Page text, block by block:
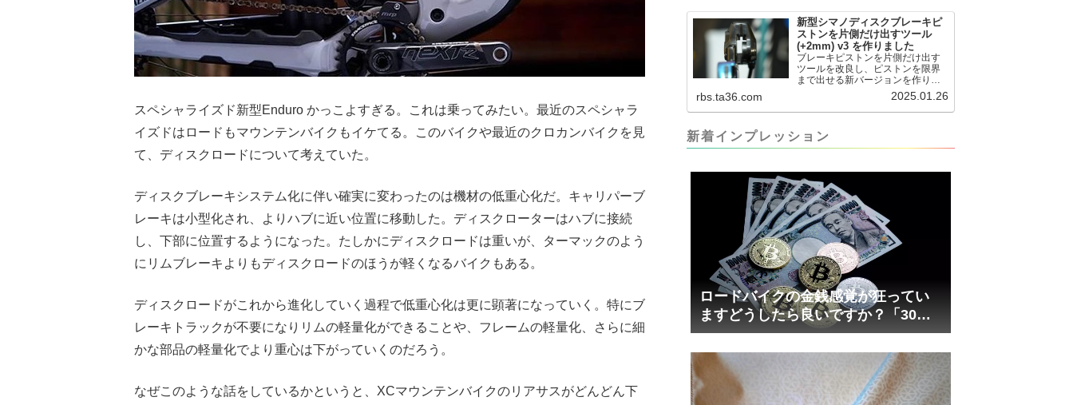
スペシャライズド新型Enduro かっこよすぎる。これは乗ってみたい。最近のスペシャラ
イズドはロードもマウンテンバイクもイケてる。このバイクや最近のクロカンバイクを見
て、ディスクロードについて考えていた。
ディスクブレーキシステム化に伴い確実に変わったのは機材の低重心化だ。キャリパーブ
レーキは小型化され、よりハブに近い位置に移動した。ディスクローターはハブに接続
し、下部に位置するようになった。たしかにディスクロードは重いが、ターマックのよう
にリムブレーキよりもディスクロードのほうが軽くなるバイクもある。
ディスクロードがこれから進化していく過程で低重心化は更に顕著になっていく。特にブ
レーキトラックが不要になりリムの軽量化ができることや、フレームの軽量化、さらに細
かな部品の軽量化でより重心は下がっていくのだろう。
なぜこのような話をしているかというと、XCマウンテンバイクのリアサスがどんどん下
戻すツール」
pic.twitter.com/jiwVmCb32N— IT技
術者ロードバイク (@FJT_TKS)
November 22, 2024何ができるの
かというと、出ているピス...
新型シマノディスクブレーキピ
ストンを片側だけ出すツール
(+2mm) v3 を作りました
ブレーキピストンを片側だけ出す
ツールを改良し、ピストンを限界
まで出せる新バージョンを作りま
した。前作よりも+2.18mm出せる
ようになりました。寸法設計に関
しては、数パターンを作って、オ
も安全な寸法設計に落ち着いてい
ます。ピストン出しチキンレース
れしましたが、ギリギリまで攻め
てますのでピストン内部の汚れを
さらに掃除できると思います。前
作の...
rbs.ta36.com 2025.01.26
新着インプレッション
ロードバイクの金銭感覚が狂ってい
ますどうしたら良いですか？「30万
円は安い」の正体